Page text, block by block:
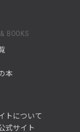
BOOKS
本
トについて
式サイト